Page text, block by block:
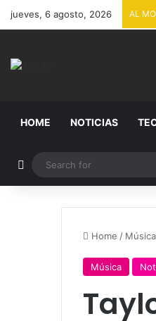
jueves, 6 agosto, 2026 AL
HOME NOTICIAS
Random Article
Home / Música
Música